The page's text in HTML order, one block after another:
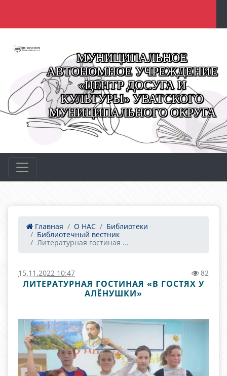
МУНИЦИПАЛЬНОЕ
АВТОНОМНОЕ УЧРЕЖДЕНИЕ
«ЦЕНТР ДОСУГА И
КУЛЬТУРЫ» УВАТСКОГО
МУНИЦИПАЛЬНОГО ОКРУГА
Главная О НАС
Библиотеки
Библиотечный вестник
Литературная гостиная ...
15.11.2022 10:47 82
ЛИТЕРАТУРНАЯ ГОСТИНАЯ «В ГОСТЯХ У
АЛЁНУШКИ»